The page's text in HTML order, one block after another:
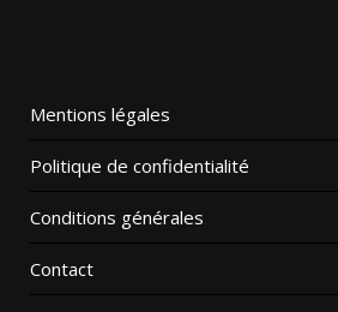
Mentions légales
Politique de confidentialité
Conditions générales
Contact